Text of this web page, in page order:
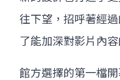
往下望，招呼著經
了能加深對影片內
館方選擇的第一檔